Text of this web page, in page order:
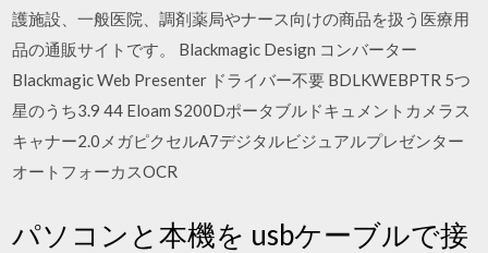
護施設、一般医院、調剤薬局やナース向けの商品を扱う医療用
品の通販サイトです。 Blackmagic Design コンバーター
Blackmagic Web Presenter ドライバー不要 BDLKWEBPTR 5つ
星のうち3.9 44 Eloam S200Dポータブルドキュメントカメラス
キャナー2.0メガピクセルA7デジタルビジュアルプレゼンター
オートフォーカスOCR
パソコンと本機を usbケーブルで接